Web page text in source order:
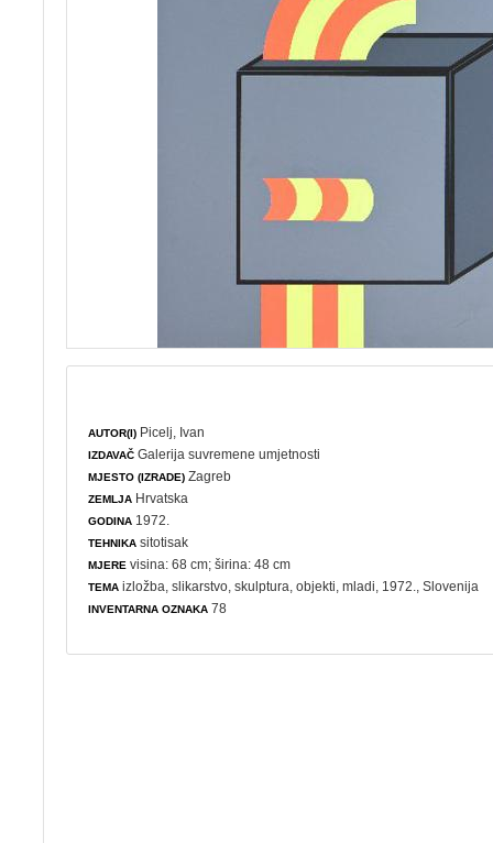
AUTOR(I) Picelj, Ivan
IZDAVAČ Galerija suvremene umjetnosti
MJESTO (IZRADE) Zagreb
ZEMLJA Hrvatska
GODINA 1972.
TEHNIKA sitotisak
MJERE visina: 68 cm; širina: 48 cm
TEMA izložba ,slikarstvo ,skulptura ,objekti ,mladi , 1972., Slovenija
INVENTARNA OZNAKA 78